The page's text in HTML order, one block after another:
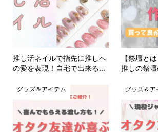
推し活ネイルで指先に推しへ
の愛を表現！自宅で出来る...
【祭壇と
推しの祭
グッズ＆アイテム グッズ＆ア